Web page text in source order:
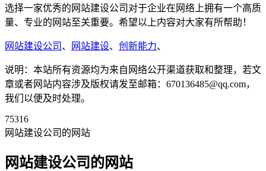
选择一家优秀的网站建设公司对于企业在网络上拥有一个高质
量、专业的网站至关重要。希望以上内容对大家有所帮助！
网站建设公司 、 网站建设、 创新能力、
说明：本站所有资源均为来自网络公开渠道获取和整理，若文
章或者网站内容涉及版权请发至邮箱：670136485@qq.com，
我们以便及时处理。
75316
网站建设公司的网站
网站建设公司的网站